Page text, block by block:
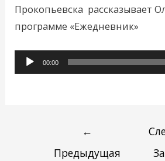
Прокопьевска рассказывает
программе «Ежедневник»
Аудиоплеер
00:00
←
Предыдущая